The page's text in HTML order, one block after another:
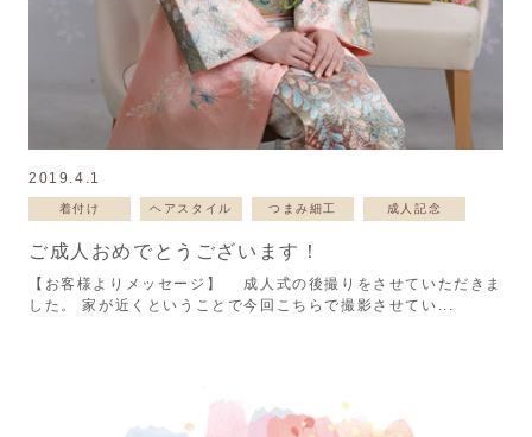
2019.4.1
着付け ヘアスタイル つまみ細工 成人記念
ご成人おめでとうございます！
【お客様よりメッセージ】 成人式の後撮りをさせていただきま
した。 家が近くということで今回こちらで撮影させてい...